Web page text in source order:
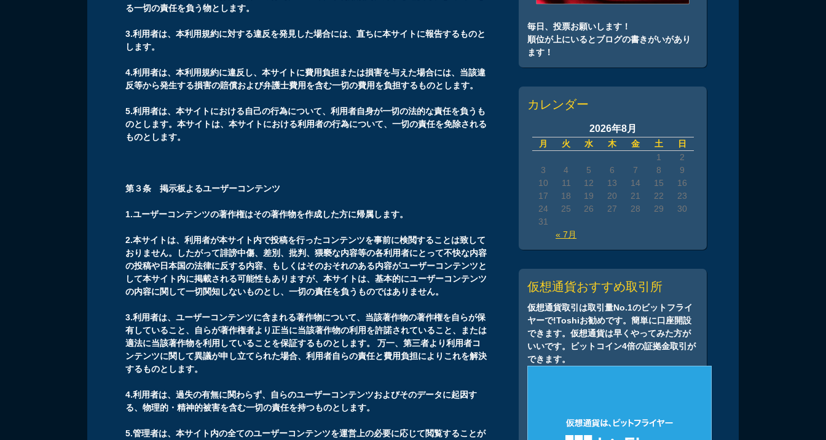
る一切の責任を負う物とします。
3.利用者は、本利用規約に対する違反を発見した場合には、直ちに本サイトに報告するものと
します。
4.利用者は、本利用規約に違反し、本サイトに費用負担または損害を与えた場合には、当該違
反等から発生する損害の賠償および弁護士費用を含む一切の費用を負担するものとします。
5.利用者は、本サイトにおける自己の行為について、利用者自身が一切の法的な責任を負うも
のとします。本サイトは、本サイトにおける利用者の行為について、一切の責任を免除される
ものとします。
第３条 掲示板よるユーザーコンテンツ
1.ユーザーコンテンツの著作権はその著作物を作成した方に帰属します。
2.本サイトは、利用者が本サイト内で投稿を行ったコンテンツを事前に検閲することは致して
おりません。したがって誹謗中傷、差別、批判、猥褻な内容等の各利用者にとって不快な内容
の投稿や日本国の法律に反する内容、もしくはそのおそれのある内容がユーザーコンテンツと
して本サイト内に掲載される可能性もありますが、本サイトは、基本的にユーザーコンテンツ
の内容に関して一切関知しないものとし、一切の責任を負うものではありません。
3.利用者は、ユーザーコンテンツに含まれる著作物について、当該著作物の著作権を自らが保
有していること、自らが著作権者より正当に当該著作物の利用を許諾されていること、または
適法に当該著作物を利用していることを保証するものとします。 万一、第三者より利用者コ
ンテンツに関して異議が申し立てられた場合、利用者自らの責任と費用負担によりこれを解決
するものとします。
4.利用者は、過失の有無に関わらず、自らのユーザーコンテンツおよびそのデータに起因す
る、物理的・精神的被害を含む一切の責任を持つものとします。
5.管理者は、本サイト内の全てのユーザーコンテンツを運営上の必要に応じて閲覧することが
毎日、投票お願いします！
順位が上にいるとブログの書きがいがあり
ます！
カレンダー
2026年8月
月 火 水 木 金 土 日
« 7月
1
2
3
4 5 6 7 8
9
10
11 12 13 14 15
16
17
18 19 20 21 22
23
24
25 26 27 28 29
30
31
仮想通貨おすすめ取引所
仮想通貨取引は取引量No.1のビットフライ
ヤーで!Toshiお勧めです。簡単に口座開設
できます。仮想通貨は早くやってみた方が
いいです。ビットコイン4倍の証拠金取引が
できます。